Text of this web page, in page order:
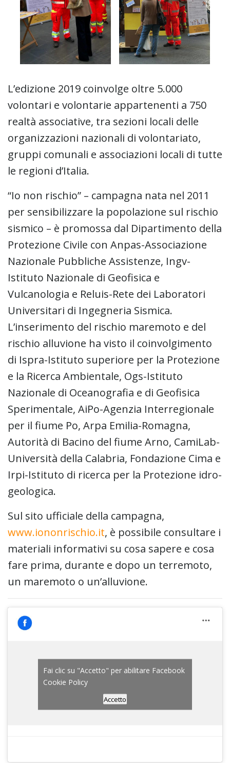
L’edizione 2019 coinvolge oltre 5.000
volontari e volontarie appartenenti a 750
realtà associative, tra sezioni locali delle
organizzazioni nazionali di volontariato,
gruppi comunali e associazioni locali di tutte
le regioni d’Italia.
“Io non rischio” – campagna nata nel 2011
per sensibilizzare la popolazione sul rischio
sismico – è promossa dal Dipartimento della
Protezione Civile con Anpas-Associazione
Nazionale Pubbliche Assistenze, Ingv-
Istituto Nazionale di Geofisica e
Vulcanologia e Reluis-Rete dei Laboratori
Universitari di Ingegneria Sismica.
L’inserimento del rischio maremoto e del
rischio alluvione ha visto il coinvolgimento
di Ispra-Istituto superiore per la Protezione
e la Ricerca Ambientale, Ogs-Istituto
Nazionale di Oceanografia e di Geofisica
Sperimentale, AiPo-Agenzia Interregionale
per il fiume Po, Arpa Emilia-Romagna,
Autorità di Bacino del fiume Arno, CamiLab-
Università della Calabria, Fondazione Cima e
Irpi-Istituto di ricerca per la Protezione idro-
geologica.
Sul sito ufficiale della campagna,
www.iononrischio.it, è possibile consultare i
materiali informativi su cosa sapere e cosa
fare prima, durante e dopo un terremoto,
un maremoto o un’alluvione.
Fai clic su "Accetto" per abilitare Facebook
Cookie Policy
Accetto